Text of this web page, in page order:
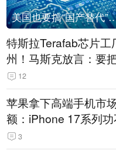
美国也要搞“国产替
特斯拉Terafab芯片工
州！马斯克放言：要
回美国
12
苹果拿下高端手机市
额：iPhone 17系列
3